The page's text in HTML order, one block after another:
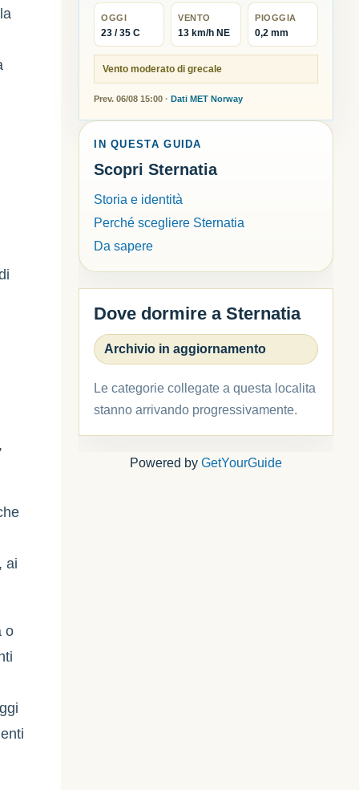
ai
o
OGGI
23 / 35 C
VENTO
13 km/h NE
PIOGGIA
0,2 mm
Vento moderato di grecale
Prev. 06/08 15:00 ·Dati MET Norway
IN QUESTA GUIDA
Scopri Sternatia
Storia e identità
Perché scegliere Sternatia
Da sapere
Dove dormire a Sternatia
Archivio in aggiornamento
Le categorie collegate a questa localita
stanno arrivando progressivamente.
Powered byGetYourGuide